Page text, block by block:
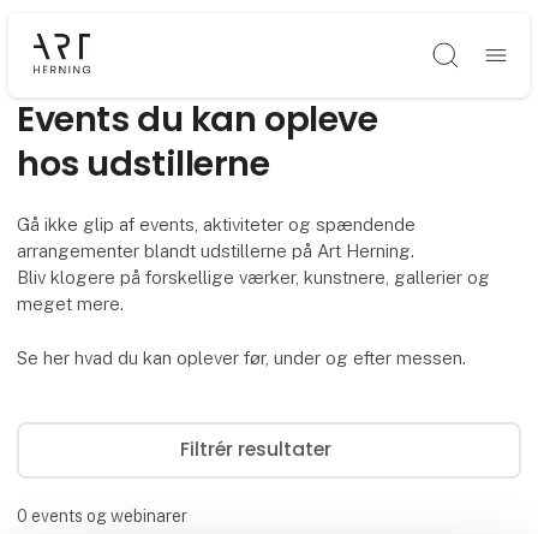
Søg
Events du kan opleve
hos udstillerne
Gå ikke glip af events, aktiviteter og spændende
arrangementer blandt udstillerne på Art Herning.
Bliv klogere på forskellige værker, kunstnere, gallerier og
meget mere.
Se her hvad du kan oplever før, under og efter messen.
Filtrér resultater
0 events og webinarer